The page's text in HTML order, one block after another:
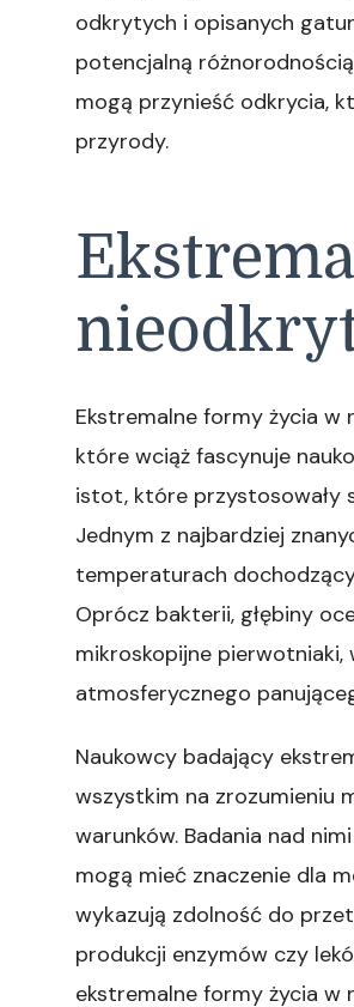
odkrytych i opisanych
potencjalną
mogą przynieść odkrycia,
przyrody.
Ekstremalne formy życia w
które wciąż fascynuje
istot, które przystosowały
Jednym z najbardziej
temperaturach
Oprócz bakterii, głębiny
mikroskopijne
atmosferycznego
Naukowcy badający
wszystkim na zrozumieniu
warunków. Badania nad
mogą mieć znaczenie dla
wykazują zdolność do
produkcji enzymów czy
ekstremalne formy życia w